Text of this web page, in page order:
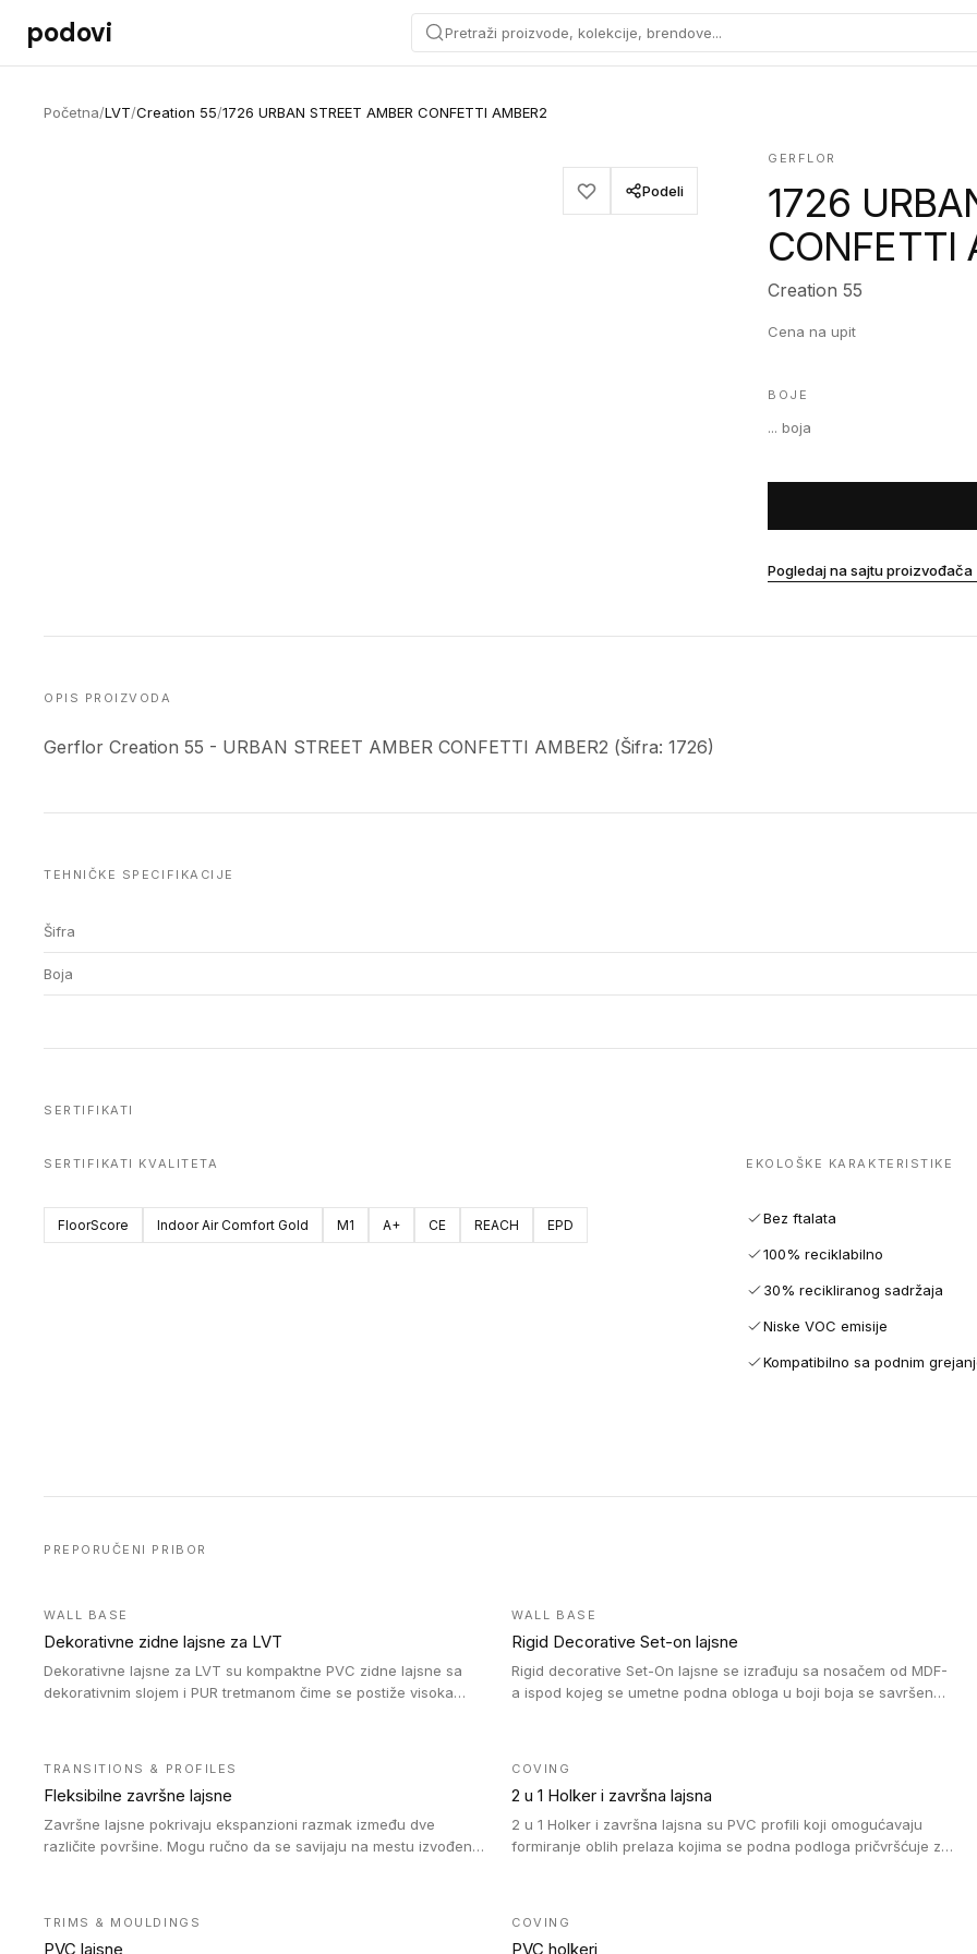
Preskoči na sadržaj
podovi Pretraži proizvode, kolekcije, brendove...
Početna/LVT/Creation 55/1726 URBAN STREET AMBER CONFETTI AMBER2
Podeli
GERFLOR
1726
CONFETTI
Creation 55
Cena na upit
BOJE
... boja
Pogledaj na sajtu proizvođača
OPIS PROIZVODA
Gerflor Creation 55 - URBAN STREET AMBER CONFETTI AMBER2 (Šifra: 1726)
TEHNIČKE SPECIFIKACIJE
Šifra
Boja
SERTIFIKATI
SERTIFIKATI KVALITETA
FloorScore Indoor Air Comfort Gold M1 A+ CE REACH EPD
EKOLOŠKE KARAKTERISTIKE
Bez ftalata
100% reciklabilno
30% recikliranog sadržaja
Niske VOC emisije
Kompatibilno sa podnim
PREPORUČENI PRIBOR
WALL BASE
Dekorativne zidne lajsne za LVT
Dekorativne lajsne za LVT su kompaktne PVC zidne lajsne sa
dekorativnim slojem i PUR tretmanom čime se postiže visoka
WALL BASE
Rigid Decorative Set-on lajsne
Rigid decorative Set-On lajsne se izrađuju sa nosačem od MDF-
a ispod kojeg se umetne podna obloga u boji boja se savršeno
TRANSITIONS & PROFILES
Fleksibilne završne lajsne
Završne lajsne pokrivaju ekspanzioni razmak između dve
različite površine. Mogu ručno da se savijaju na mestu izvođenja
COVING
2 u 1 Holker i završna lajsna
2 u 1 Holker i završna lajsna su PVC profili koji omogućavaju
formiranje oblih prelaza kojima se podna podloga pričvršćuje za
TRIMS & MOULDINGS
PVC lajsne
COVING
PVC holkeri